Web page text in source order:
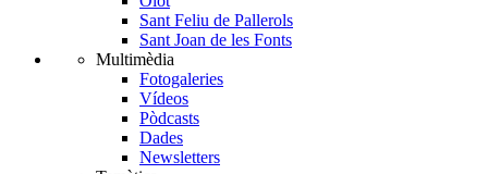
Sant Feliu de Pallerols
Sant Joan de les Fonts
Multimèdia
Fotogaleries
Vídeos
Pòdcasts
Dades
Newsletters